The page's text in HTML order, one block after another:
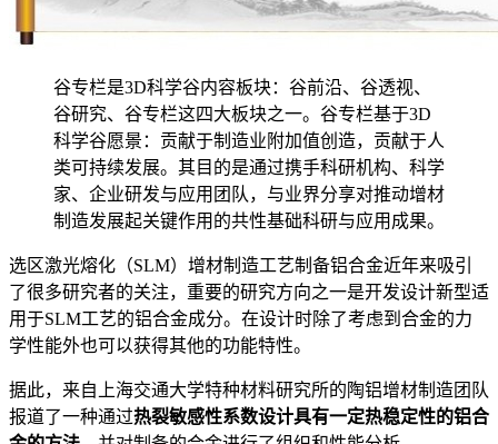
谷专栏是3D科学谷内容板块：谷前沿、谷透视、
谷研究、谷专栏这四大板块之一。谷专栏基于3D
科学谷愿景：贡献于制造业附加值创造，贡献于人
类可持续发展。其目的是通过携手科研机构、科学
家、企业研发与应用团队，与业界分享对推动增材
制造发展起关键作用的共性基础科研与应用成果。
选区激光熔化（SLM）增材制造工艺制备铝合金近年来吸引
了很多研究者的关注，重要的研究方向之一是开发设计新型适
用于SLM工艺的铝合金成分。在设计时除了考虑到合金的力
学性能外也可以获得其他的功能特性。
据此，来自上海交通大学特种材料研究所的陶铝增材制造团队
报道了一种通过热裂敏感性系数设计具有一定热稳定性的铝合